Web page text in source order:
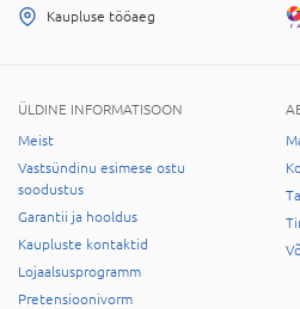
Kaupluse tööaeg
ÜLDINE INFORMATISOON
Meist
Vastsündinu esimese ostu
soodustus
Garantii ja hooldus
Kaupluste kontaktid
Lojaalsusprogramm
Pretensioonivorm